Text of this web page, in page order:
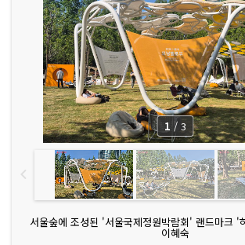
서울숲에 조성된 '서울국제정원박람회' 랜드마크
이혜숙
1 / 3